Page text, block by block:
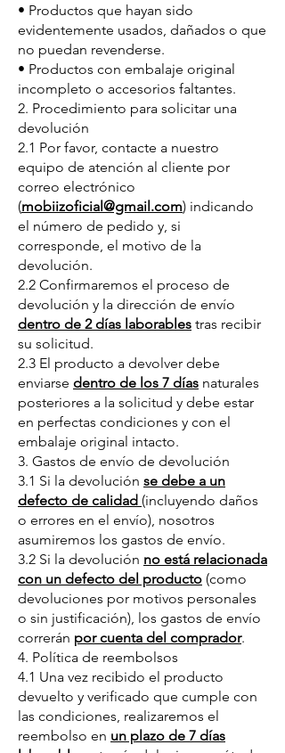
• Productos que hayan sido
evidentemente usados, dañados o que
no puedan revenderse.
• Productos con embalaje original
incompleto o accesorios faltantes.
2. Procedimiento para solicitar una
devolución
2.1 Por favor, contacte a nuestro
equipo de atención al cliente por
correo electrónico
(mobiizoficial@gmail.com) indicando
el número de pedido y, si
corresponde, el motivo de la
devolución.
2.2 Confirmaremos el proceso de
devolución y la dirección de envío
dentro de 2 días laborables tras recibir
su solicitud.
2.3 El producto a devolver debe
enviarse dentro de los 7 días naturales
posteriores a la solicitud y debe estar
en perfectas condiciones y con el
embalaje original intacto.
3. Gastos de envío de devolución
3.1 Si la devolución se debe a un
defecto de calidad (incluyendo daños
o errores en el envío), nosotros
asumiremos los gastos de envío.
3.2 Si la devolución no está relacionada
con un defecto del producto (como
devoluciones por motivos personales
o sin justificación), los gastos de envío
correrán por cuenta del comprador.
4. Política de reembolsos
4.1 Una vez recibido el producto
devuelto y verificado que cumple con
las condiciones, realizaremos el
reembolso en un plazo de 7 días